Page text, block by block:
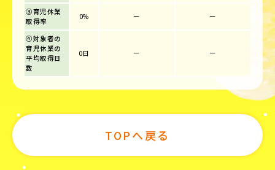
③育児休業
取得率
0% ー ー
④対象者の
育児休業の
平均取得日
数
0日 ー ー
TOPへ戻る